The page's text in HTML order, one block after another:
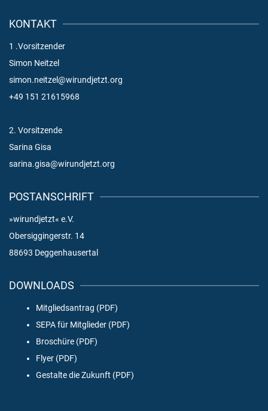
KONTAKT
1 .Vorsitzender
Simon Neitzel
simon.neitzel@wirundjetzt.org
+49 151 21615968
2. Vorsitzende
Sarina Gisa
sarina.gisa@wirundjetzt.org
POSTANSCHRIFT
»wirundjetzt« e.V.
Obersiggingerstr. 14
88693 Deggenhausertal
DOWNLOADS
Mitgliedsantrag (PDF)
SEPA für Mitglieder (PDF)
Broschüre (PDF)
Flyer (PDF)
Gestalte die Zukunft (PDF)